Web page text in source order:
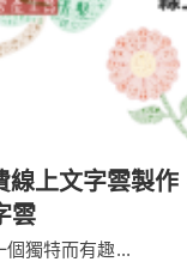
上文字雲製作
雲
個獨特而有趣...